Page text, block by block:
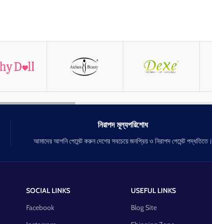
নিরাপদ মূল্যপরিশোধ
আমাদের আপনি পেমেন্ট করুন দেশের সবচেয়ে জনপ্রিয় ও নিরাপদ পেমেন্ট পদ্ধতিতে।
SOCIAL LINKS
Facebook
USEFUL LINKS
Blog Site